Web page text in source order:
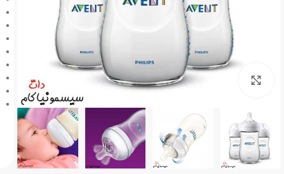
برای بزرگنمایی کلیک کنید